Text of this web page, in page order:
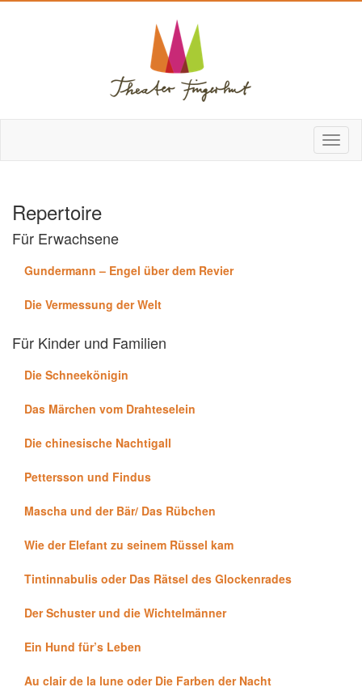
Repertoire
Für Erwachsene
Gundermann – Engel über dem Revier
Die Vermessung der Welt
Für Kinder und Familien
Die Schneekönigin
Das Märchen vom Drahteselein
Die chinesische Nachtigall
Pettersson und Findus
Mascha und der Bär/ Das Rübchen
Wie der Elefant zu seinem Rüssel kam
Tintinnabulis oder Das Rätsel des Glockenrades
Der Schuster und die Wichtelmänner
Ein Hund für’s Leben
Au clair de la lune oder Die Farben der Nacht